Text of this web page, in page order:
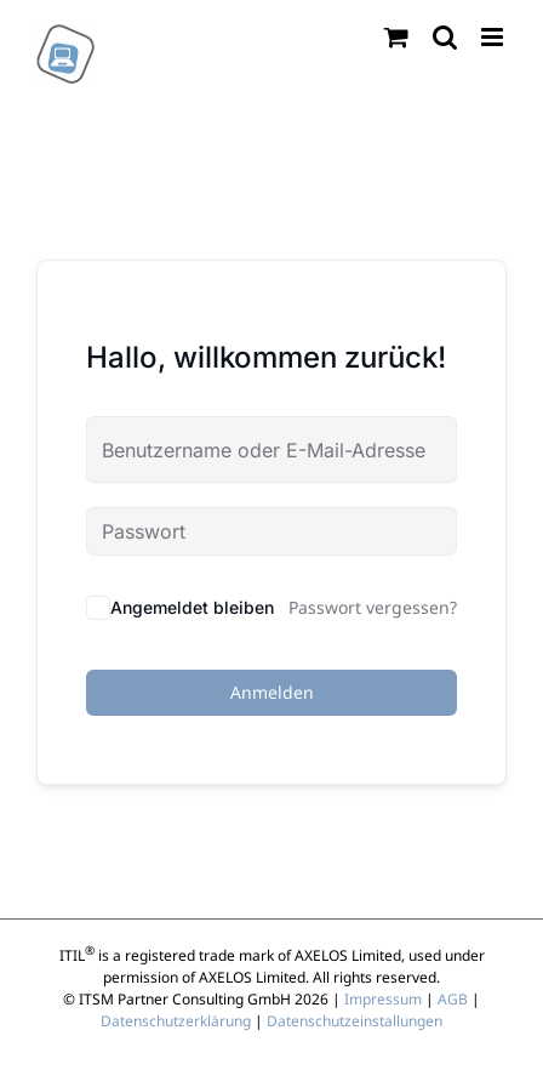
Inhalt
springen
Hallo, willkommen zurück!
Angemeldet bleiben Passwort vergessen?
Anmelden
ITIL®is a registered trade mark of AXELOS Limited, used under
permission of AXELOS Limited. All rights reserved.
© ITSM Partner Consulting GmbH 2026 | Impressum | AGB |
Datenschutzerklärung | Datenschutzeinstallungen